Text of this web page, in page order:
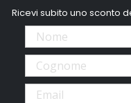
Ricevi subito uno sconto